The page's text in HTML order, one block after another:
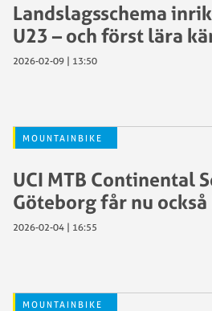
Landslagsschema
U23 – och först lära
2026-02-09 | 13:50
MOUNTAINBIKE
UCI MTB Continental
Göteborg får nu
2026-02-04 | 16:55
MOUNTAINBIKE